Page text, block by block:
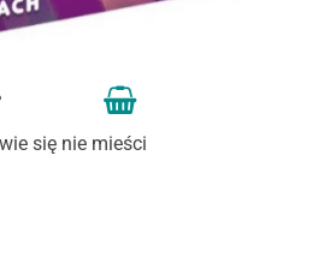
się nie mieści